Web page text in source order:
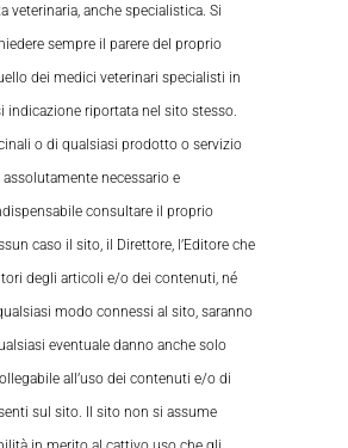
veterinaria, anche specialistica. Si
sempre il parere del proprio
dei medici veterinari specialisti in
indicazione riportata nel sito stesso.
o di qualsiasi prodotto o servizio
necessario e
consultare il proprio
caso il sito, il Direttore, l’Editore che
degli articoli e/o dei contenuti, né
modo connessi al sito, saranno
eventuale danno anche solo
all’uso dei contenuti e/o di
sul sito. Il sito non si assume